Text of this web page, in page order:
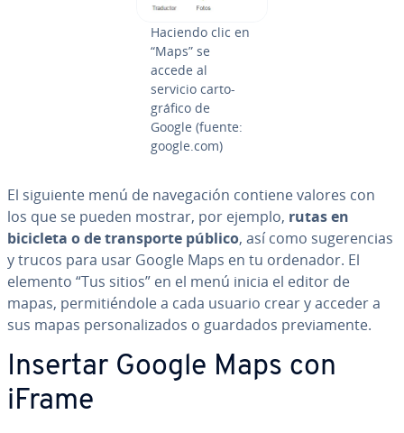
Haciendo clic en
“Maps” se
accede al
servicio ca­r­to­
grá­fi­co de
Google (fuente:
google.com)
El siguiente menú de na­ve­ga­ción contiene valores con
los que se pueden mostrar, por ejemplo, rutas en
bicicleta o de tra­n­s­po­r­te público, así como su­ge­re­n­cias
y trucos para usar Google Maps en tu ordenador. El
elemento “Tus sitios” en el menú inicia el editor de
mapas, pe­r­mi­tié­n­do­le a cada usuario crear y acceder a
sus mapas pe­r­so­na­li­za­dos o guardados pre­via­me­n­te.
Insertar Google Maps con
iFrame